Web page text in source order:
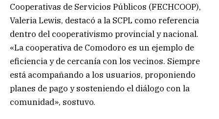
Cooperativas de Servicios Públicos (FECHCOOP),
Valeria Lewis, destacó a la SCPL como referencia
dentro del cooperativismo provincial y nacional.
«La cooperativa de Comodoro es un ejemplo de
eficiencia y de cercanía con los vecinos. Siempre
está acompañando a los usuarios, proponiendo
planes de pago y sosteniendo el diálogo con la
comunidad», sostuvo.